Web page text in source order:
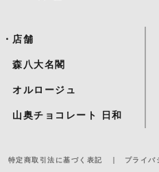
・店舗
森八大名閣
オルロージュ
山奥チョコレート 日和
特定商取引法に基づく表記 プライバ